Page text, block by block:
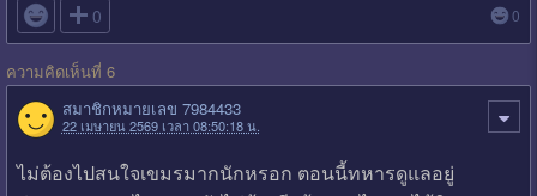
 0 0
ความคิดเห็นที่ 6
สมาชิกหมายเลข 7984433
22 เมษายน 2569 เวลา 08:50:18 น.
ไม่ต้องไปสนใจเขมรมากนักหรอก ตอนนี้ทหารดูแลอยู่